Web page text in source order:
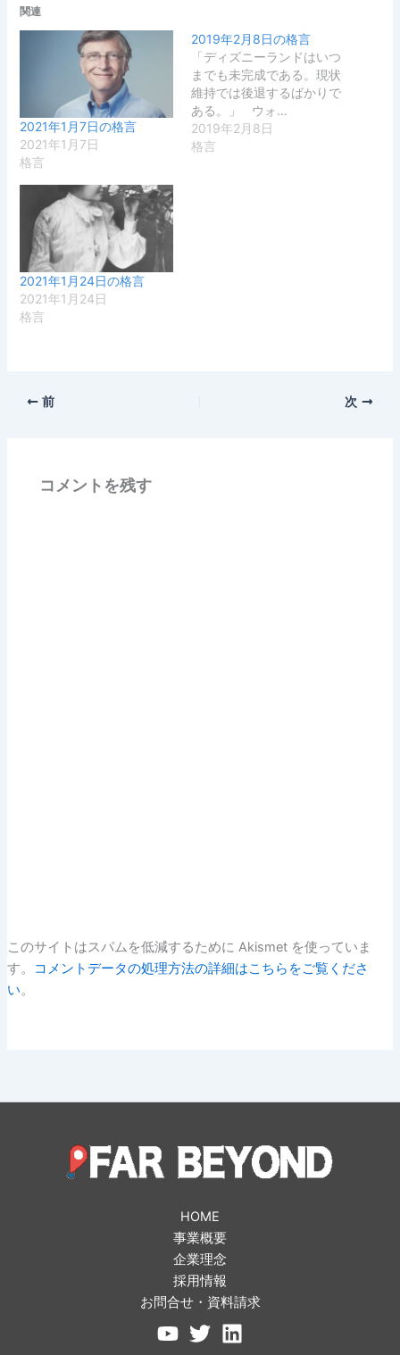
関連
2021年1月7日の格言
2021年1月7日
格言
2019年2月8日の格言
「ディズニーランドはいつ
までも未完成である。現状
維持では後退するばかりで
ある。」 ウォ…
2019年2月8日
格言
2021年1月24日の格言
2021年1月24日
格言
前 次
コメントを残す
このサイトはスパムを低減するために Akismet を使っていま
す。
コメントデータの処理方法の詳細はこちらをご覧くださ
い。
HOME
事業概要
企業理念
採用情報
お問合せ・資料請求